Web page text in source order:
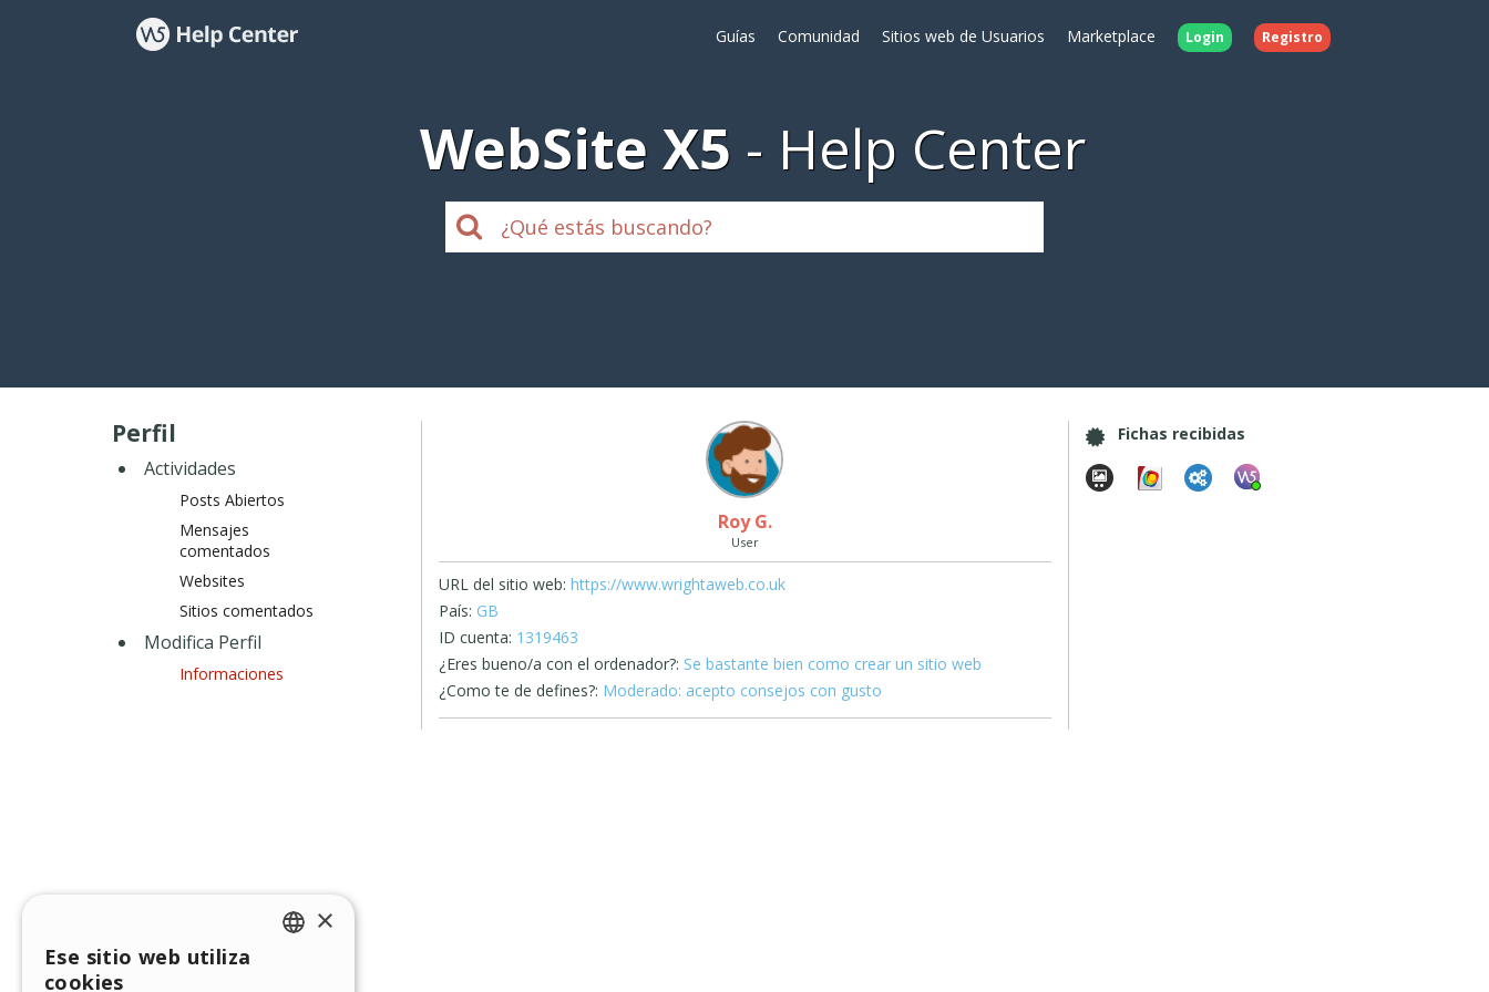
Guías Comunidad Sitios web de Usuarios Marketplace Login Registro
WebSite X5 Help Center
Perfil
Actividades
Posts Abiertos
Mensajes
comentados
Websites
Sitios comentados
Modifica Perfil
Informaciones
Roy G.
User
URL del sitio web: https://www.wrightaweb.co.uk
País: GB
ID cuenta: 1319463
¿Eres bueno/a con el ordenador?: Se bastante bien como crear un sitio web
¿Como te de defines?: Moderado: acepto consejos con gusto
Fichas recibidas
×
Ese sitio web utiliza
cookies